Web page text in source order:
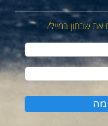
את שבתון במייל?